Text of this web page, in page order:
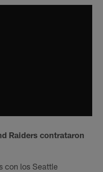
Raiders contrataron
con los Seattle